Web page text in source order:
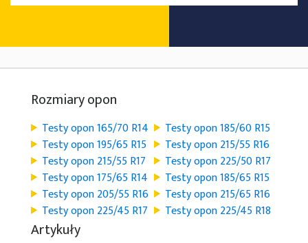
Rozmiary opon
Testy opon 165/70 R14
Testy opon 185/60 R15
Testy opon 195/65 R15
Testy opon 215/55 R16
Testy opon 215/55 R17
Testy opon 225/50 R17
Testy opon 175/65 R14
Testy opon 185/65 R15
Testy opon 205/55 R16
Testy opon 215/65 R16
Testy opon 225/45 R17
Testy opon 225/45 R18
Artykuły